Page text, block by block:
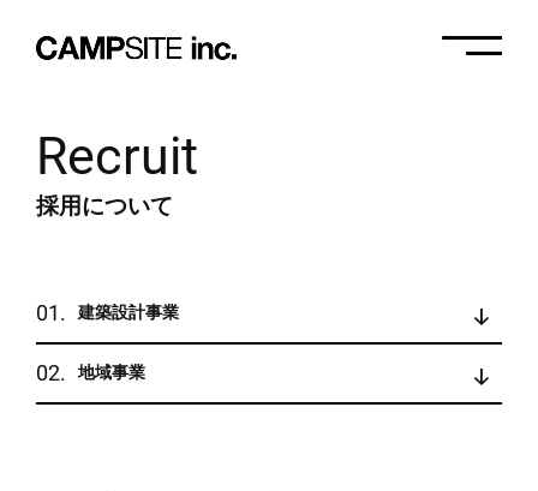
Recruit
採用について
01. 建築設計事業
02. 地域事業
About
Service
建築設計
地域事業
Works